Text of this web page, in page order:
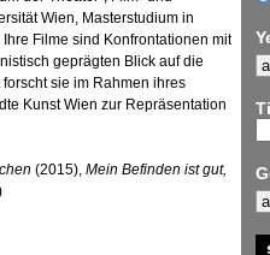
Wien, Masterstudium in
Filme sind Konfrontationen mit
geprägten Blick auf die
sie im Rahmen ihres
Kunst Wien zur Repräsentation
(2015), Mein Befinden ist gut,